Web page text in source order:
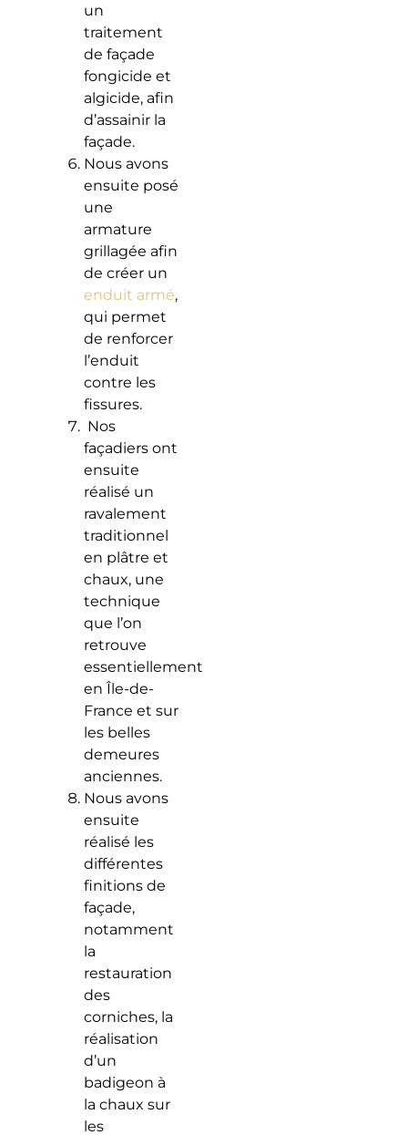
un
traitement
de façade
fongicide et
algicide, afin
d’assainir la
façade.
Nous avons
ensuite posé
une
armature
grillagée afin
de créer un
enduit armé,
qui permet
de renforcer
l’enduit
contre les
fissures.
Nos
façadiers ont
ensuite
réalisé un
ravalement
traditionnel
en plâtre et
chaux, une
technique
que l’on
retrouve
essentiellement
en Île-de-
France et sur
les belles
demeures
anciennes.
Nous avons
ensuite
réalisé les
différentes
finitions de
façade,
notamment
la
restauration
des
corniches, la
réalisation
d’un
badigeon à
la chaux sur
les